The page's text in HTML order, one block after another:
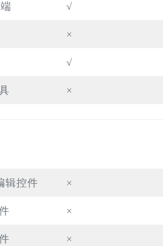
√
×
√
×
辑控件 ×
×
×